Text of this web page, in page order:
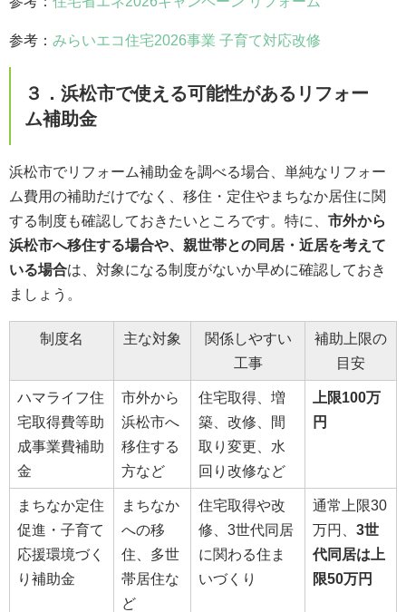
参考： みらいエコ住宅2026事業 子育て対応改修
３．浜松市で使える可能性があるリフォー
ム補助金
浜松市でリフォーム補助金を調べる場合、単純なリフォー
ム費用の補助だけでなく、移住・定住やまちなか居住に関
する制度も確認しておきたいところです。特に、 市外から
浜松市へ移住する場合や、親世帯との同居・近居を考えて
いる場合は、対象になる制度がないか早めに確認しておき
ましょう。
制度名 主な対象
関係しやすい
工事
補助上限の
目安
ハマライフ住
宅取得費等助
成事業費補助
金
市外から
浜松市へ
移住する
方など
住宅取得、増
築、改修、間
取り変更、水
回り改修など
上限100万
円
まちなか定住
促進・子育て
応援環境づく
り補助金
まちなか
への移
住、多世
帯居住な
ど
住宅取得や改
修、3世代同居
に関わる住ま
いづくり
通常上限30
万円、 3世
代同居は上
限50万円